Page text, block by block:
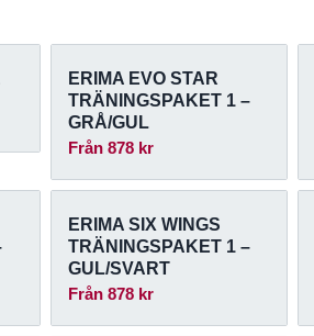
ERIMA EVO STAR
TRÄNINGSPAKET 1 –
GRÅ/GUL
Från 878 kr
ERIMA SIX WINGS
TRÄNINGSPAKET 1 –
GUL/SVART
Från 878 kr